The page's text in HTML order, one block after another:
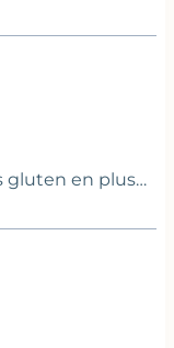
gluten en plus…